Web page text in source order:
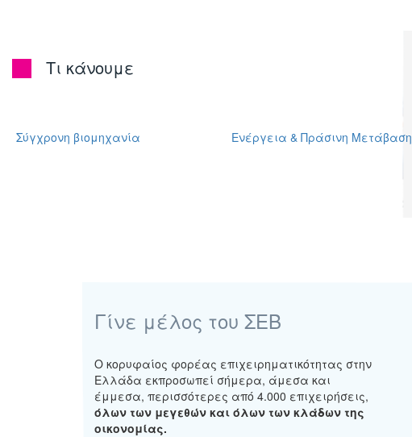
Τι κάνουμε
Σύγχρονη βιομηχανία Ενέργεια & Πράσινη Μετάβαση
Γίνε μέλος του ΣΕΒ
Ο κορυφαίος φορέας επιχειρηματικότητας στην
Ελλάδα εκπροσωπεί σήμερα, άμεσα και
έμμεσα, περισσότερες από 4.000 επιχειρήσεις,
όλων των μεγεθών και όλων των κλάδων της
οικονομίας.